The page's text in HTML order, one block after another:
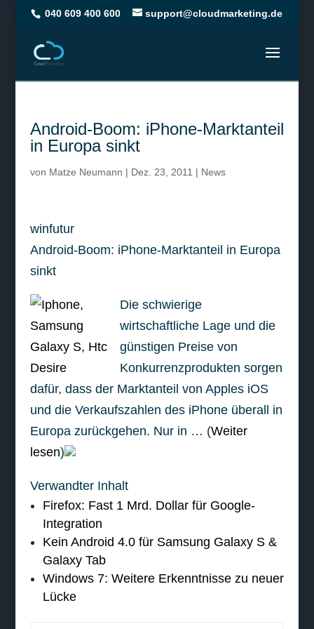
040 609 400 600 support@cloudmarketing.de
Android-Boom: iPhone-Marktanteil
in Europa sinkt
von Matze Neumann | Dez. 23, 2011 | News
winfutur
Android-Boom: iPhone-Marktanteil in Europa
sinkt
Die schwierige
wirtschaftliche Lage und die
günstigen Preise von
Konkurrenzprodukten sorgen
dafür, dass der Marktanteil von Apples iOS
und die Verkaufszahlen des iPhone überall in
Europa zurückgehen. Nur in … (Weiter
lesen)
Verwandter Inhalt
Firefox: Fast 1 Mrd. Dollar für Google-
Integration
Kein Android 4.0 für Samsung Galaxy S &
Galaxy Tab
Windows 7: Weitere Erkenntnisse zu neuer
Lücke